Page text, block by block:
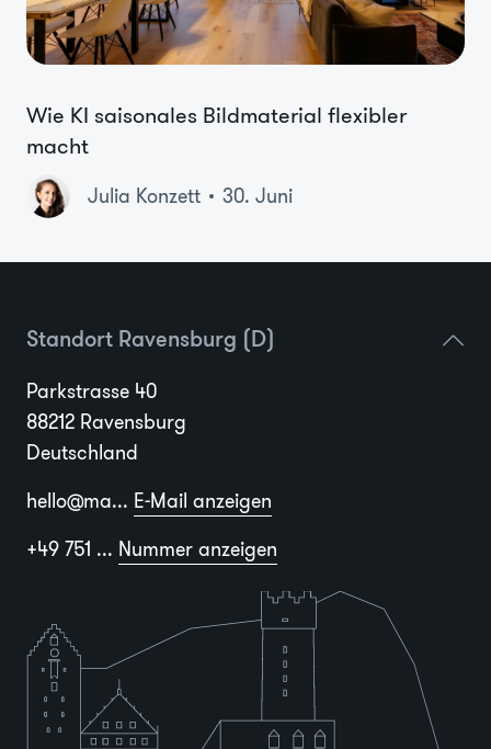
Wie KI saisonales Bildmaterial flexibler
macht
Julia Konzett 30. Juni
Standort Ravensburg (D)
Parkstrasse 40
88212 Ravensburg
Deutschland
hello@ma... E-Mail anzeigen
+49 751 ... Nummer anzeigen